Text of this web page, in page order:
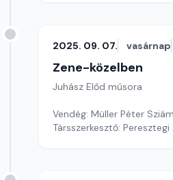
2025. 09. 07. vasárnap
Zene-közelben
Juhász Előd műsora
Vendég: Müller Péter
Társszerkesztő: Peresztegi